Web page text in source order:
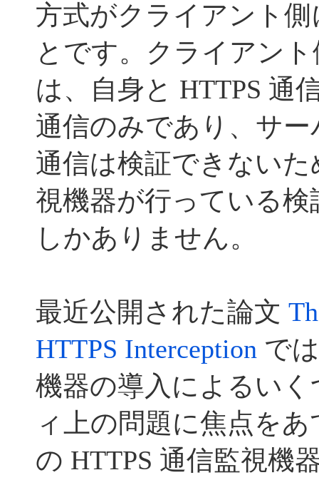
方式がクライアント
とです。クライアン
は、自身と HTTPS 通
通信のみであり、サー
通信は検証できないた
視機器が行っている
しかありません。
最近公開された論文
HTTPS Interceptionでは
機器の導入によるい
ィ上の問題に焦点を
の HTTPS 通信監視機